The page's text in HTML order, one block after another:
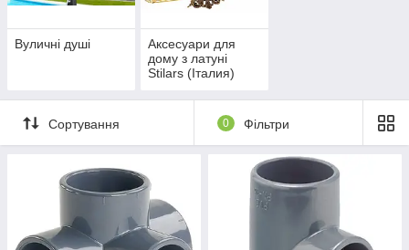
Вуличні душі
Аксесуари для
дому з латуні
Stilars (Італия)
Сортування 0 Фільтри